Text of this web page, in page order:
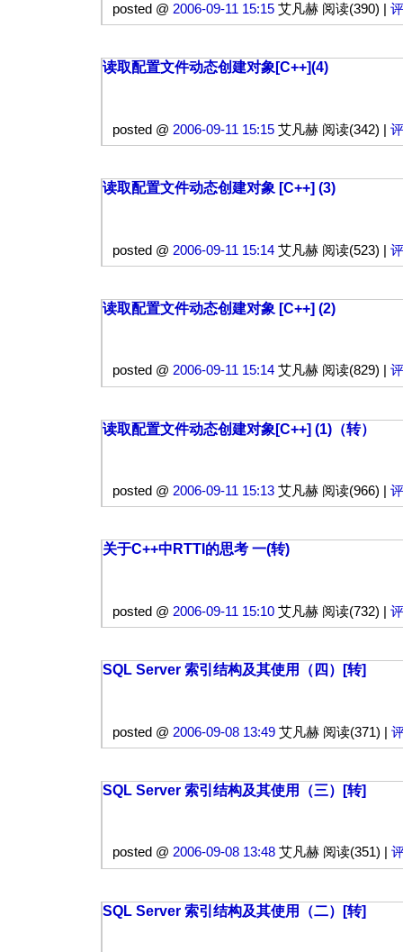
posted @ 2006-09-11 15:15艾凡赫 阅读(390) |
读取配置文件动态创建对象[C++](4)
posted @ 2006-09-11 15:15艾凡赫 阅读(342) |
读取配置文件动态创建对象 [C++] (3)
posted @ 2006-09-11 15:14艾凡赫 阅读(523) |
读取配置文件动态创建对象 [C++] (2)
posted @ 2006-09-11 15:14艾凡赫 阅读(829) |
读取配置文件动态创建对象[C++] (1)（转）
posted @ 2006-09-11 15:13艾凡赫 阅读(966) |
关于C++中RTTI的思考 一(转)
posted @ 2006-09-11 15:10艾凡赫 阅读(732) |
SQL Server 索引结构及其使用（四）[转]
posted @ 2006-09-08 13:49艾凡赫 阅读(371) |
SQL Server 索引结构及其使用（三）[转]
posted @ 2006-09-08 13:48艾凡赫 阅读(351) |
SQL Server 索引结构及其使用（二）[转]